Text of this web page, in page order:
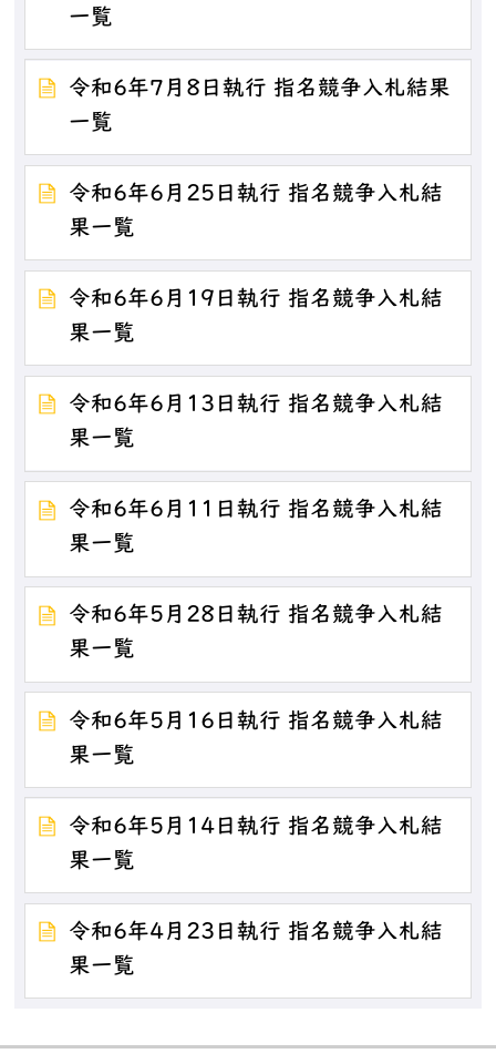
一覧
令和6年7月8日執行 指名競争入札結果
一覧
令和6年6月25日執行 指名競争入札結
果一覧
令和6年6月19日執行 指名競争入札結
果一覧
令和6年6月13日執行 指名競争入札結
果一覧
令和6年6月11日執行 指名競争入札結
果一覧
令和6年5月28日執行 指名競争入札結
果一覧
令和6年5月16日執行 指名競争入札結
果一覧
令和6年5月14日執行 指名競争入札結
果一覧
令和6年4月23日執行 指名競争入札結
果一覧